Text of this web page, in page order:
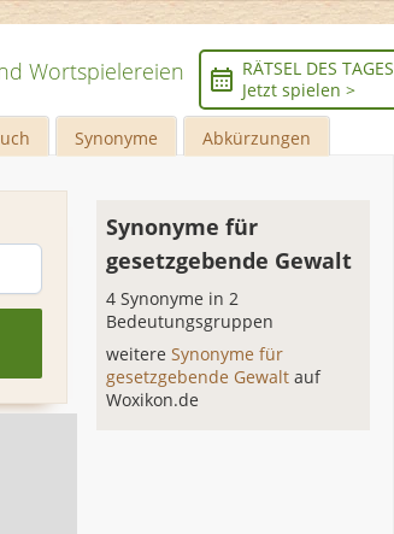
Wortspielereien
RÄTSEL DES TAGES
Jetzt spielen >
Synonyme Abkürzungen
Synonyme für
gesetzgebende Gewalt
4 Synonyme in 2
Bedeutungsgruppen
weitereSynonyme für
gesetzgebende Gewaltauf
Woxikon.de